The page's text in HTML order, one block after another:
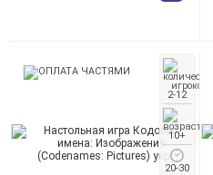
2-12
10+
20-30